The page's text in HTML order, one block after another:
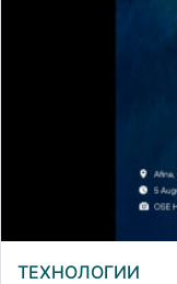
ТЕХНОЛОГИИ